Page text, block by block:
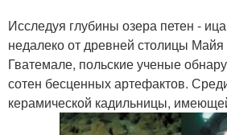
Исследуя глубины озера петен -
недалеко от древней столицы Майя
Гватемале, польские ученые
сотен бесценных артефактов.
керамической кадильницы,